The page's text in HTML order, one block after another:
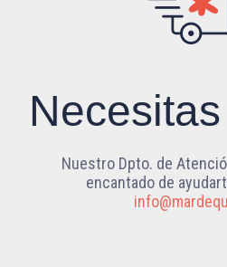
Nuestro Dpto. de
encantado de